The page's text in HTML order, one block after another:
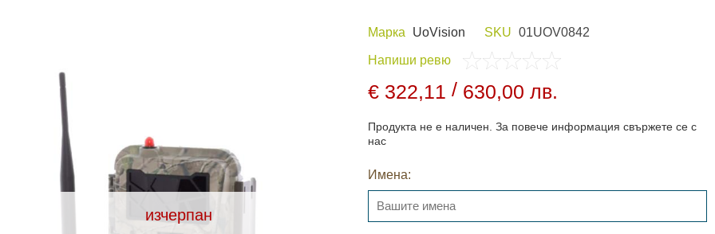
ЛОВНО ОБЛЕКЛО
ЗАРЯДНИ
изчерпан
Марка UoVision SKU 01UOV0842
Напиши ревю
€ 322,11 / 630,00 лв.
Продукта не е наличен. За повече информация свържете се с
нас
Имена: